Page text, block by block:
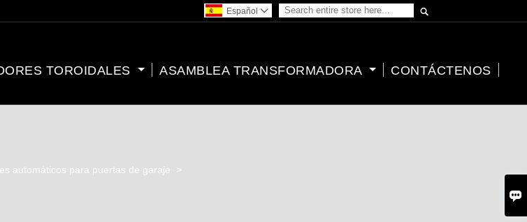


Español 
TOROIDALES ASAMBLEA TRANSFORMADORA
CONTÁCTENOS
automáticos para puertas de garaje
>